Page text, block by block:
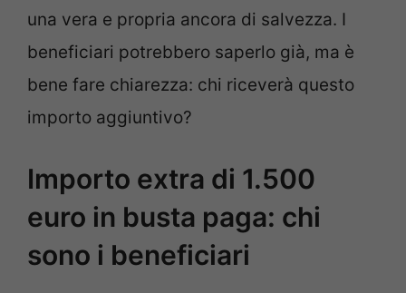
una vera e propria ancora di salvezza. I
beneficiari potrebbero saperlo già, ma è
bene fare chiarezza: chi riceverà questo
importo aggiuntivo?
Importo extra di 1.500
euro in busta paga: chi
sono i beneficiari